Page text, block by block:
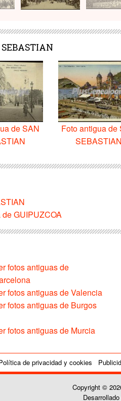
de SAN
Foto antigua de
SEBASTIAN
GUIPUZCOA
fotos antiguas de
fotos antiguas de Valencia
fotos antiguas de Burgos
fotos antiguas de Murcia
de privacidad y cookies
Copyright ©